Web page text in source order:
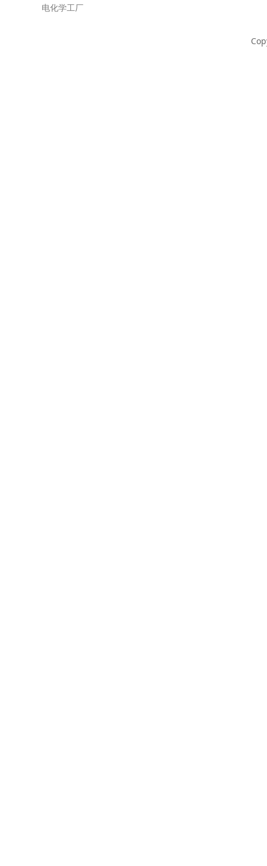
电化学工厂